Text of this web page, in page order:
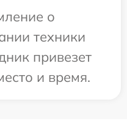
о
техники
привезет
и время.